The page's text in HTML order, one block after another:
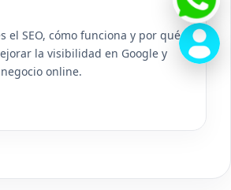
el SEO, cómo funciona y por qué
la visibilidad en Google y
online.